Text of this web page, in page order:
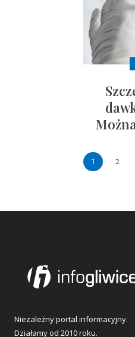
1 2
Niezależny portal informacyjny.
Działamy od 2010 roku.